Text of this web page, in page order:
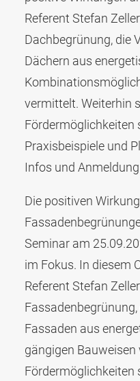
Referent Stefan
Dachbegrünung, die
Dächern aus
vermittelt. Weiterhin
Fördermöglichkeiten
Praxisbeispiele und
Infos und Anmeldung
Die positiven
Seminar am
im Fokus. In diesem
Referent Stefan
Fassaden aus
gängigen
Fördermöglichkeiten